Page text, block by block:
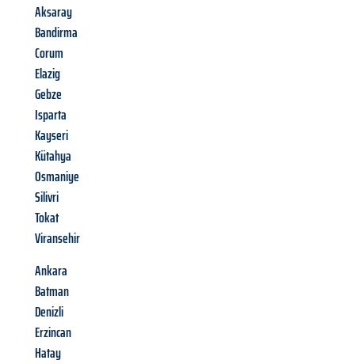
Aksaray
Bandirma
Corum
Elazig
Gebze
Isparta
Kayseri
Kütahya
Osmaniye
Silivri
Tokat
Viransehir
Ankara
Batman
Denizli
Erzincan
Hatay